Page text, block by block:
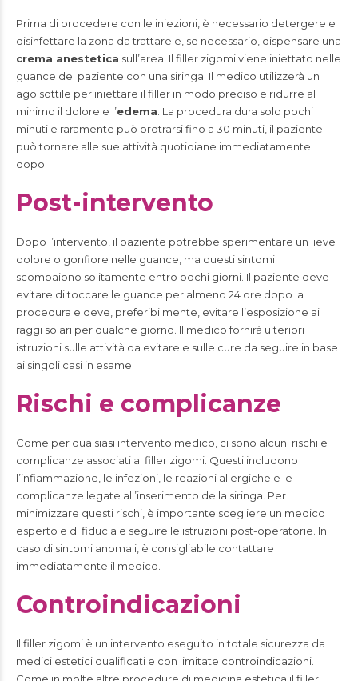
Prima di procedere con le iniezioni, è necessario detergere e
disinfettare la zona da trattare e, se necessario, dispensare una
crema anestetica sull’area. Il filler zigomi viene iniettato nelle
guance del paziente con una siringa. Il medico utilizzerà un
ago sottile per iniettare il filler in modo preciso e ridurre al
minimo il dolore e l’edema . La procedura dura solo pochi
minuti e raramente può protrarsi fino a 30 minuti, il paziente
può tornare alle sue attività quotidiane immediatamente
dopo.
Post-intervento
Dopo l’intervento, il paziente potrebbe sperimentare un lieve
dolore o gonfiore nelle guance, ma questi sintomi
scompaiono solitamente entro pochi giorni. Il paziente deve
evitare di toccare le guance per almeno 24 ore dopo la
procedura e deve, preferibilmente, evitare l’esposizione ai
raggi solari per qualche giorno. Il medico fornirà ulteriori
istruzioni sulle attività da evitare e sulle cure da seguire in base
ai singoli casi in esame.
Rischi e complicanze
Come per qualsiasi intervento medico, ci sono alcuni rischi e
complicanze associati al filler zigomi. Questi includono
l’infiammazione, le infezioni, le reazioni allergiche e le
complicanze legate all’inserimento della siringa. Per
minimizzare questi rischi, è importante scegliere un medico
esperto e di fiducia e seguire le istruzioni post-operatorie. In
caso di sintomi anomali, è consigliabile contattare
immediatamente il medico.
Controindicazioni
Il filler zigomi è un intervento eseguito in totale sicurezza da
medici estetici qualificati e con limitate controindicazioni.